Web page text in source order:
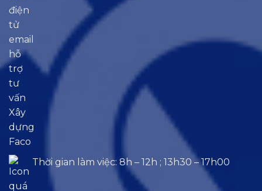
Thời gian làm việc: 8h – 12h ; 13h30 – 17h00